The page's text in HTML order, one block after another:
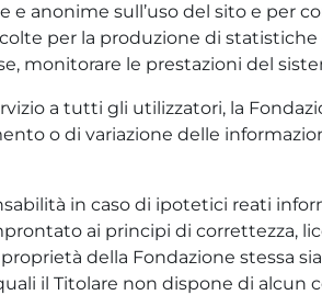
anonime sull’uso del sito e per
per la produzione di
monitorare le prestazioni del
a tutti gli utilizzatori, la
o di variazione delle
in caso di ipotetici reati
ai principi di correttezza,
della Fondazione stessa
il Titolare non dispone di alcun